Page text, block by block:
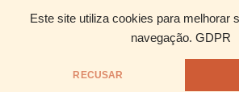
Este site utiliza cookies para melhorar
navegação. GDPR
RECUSAR
HOME QUEM SOMOS